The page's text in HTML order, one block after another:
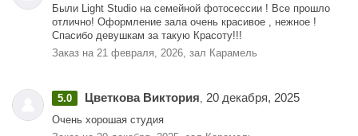
Были Light Studio на семейной фотосессии ! Все прошло
отлично! Оформление зала очень красивое , нежное !
Спасибо девушкам за такую Красоту!!!
Заказ на 21 февраля, 2026, зал Карамель
5.0 Цветкова Виктория 20 декабря, 2025
Очень хорошая студия